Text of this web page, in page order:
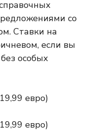
со
Ставки на
если вы
особых
евро)
евро)